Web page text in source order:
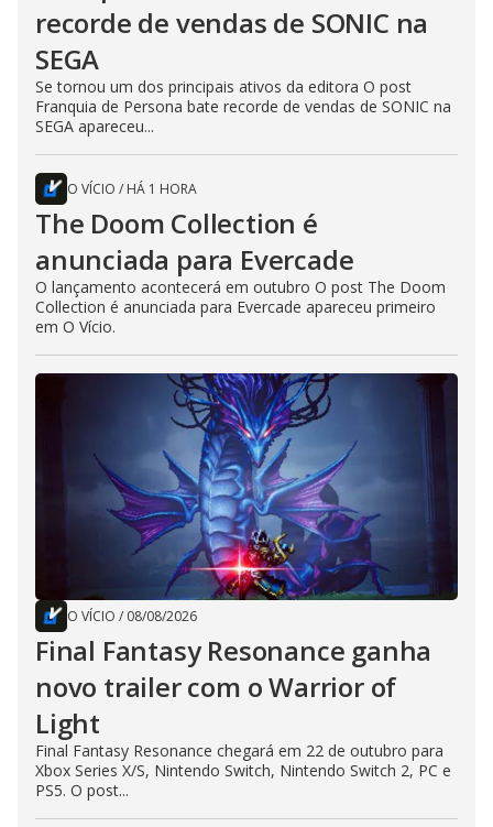
recorde de vendas de SONIC na
SEGA
Se tornou um dos principais ativos da editora O post
Franquia de Persona bate recorde de vendas de SONIC na
SEGA apareceu...
O VÍCIO / HÁ 1 HORA
The Doom Collection é
anunciada para Evercade
O lançamento acontecerá em outubro O post The Doom
Collection é anunciada para Evercade apareceu primeiro
em O Vício.
O VÍCIO / 08/08/2026
Final Fantasy Resonance ganha
novo trailer com o Warrior of
Light
Final Fantasy Resonance chegará em 22 de outubro para
Xbox Series X/S, Nintendo Switch, Nintendo Switch 2, PC e
PS5. O post...